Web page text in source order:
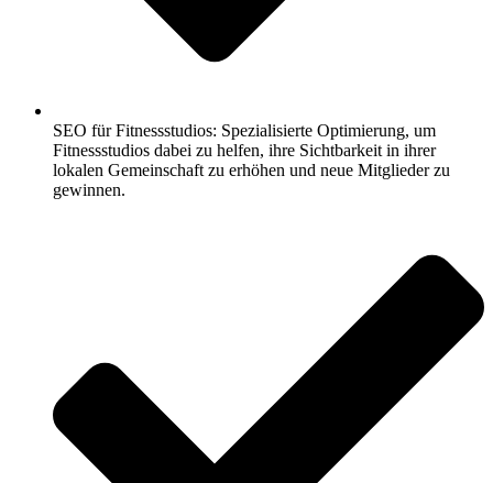
SEO für Fitnessstudios: Spezialisierte Optimierung, um
Fitnessstudios dabei zu helfen, ihre Sichtbarkeit in ihrer
lokalen Gemeinschaft zu erhöhen und neue Mitglieder zu
gewinnen.